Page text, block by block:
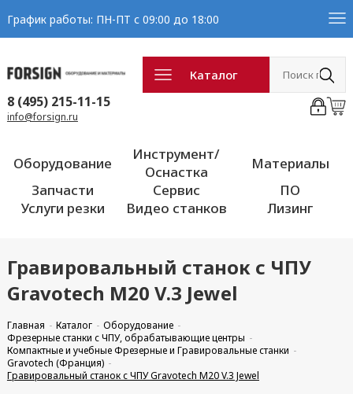
График работы: ПН-ПТ с 09:00 до 18:00
Каталог
8 (495) 215-11-15
info@forsign.ru
Оборудование
Инструмент/
Оснастка
Материалы
Запчасти
Сервис
ПО
Услуги резки
Видео станков Лизинг
Гравировальный станок с ЧПУ
Gravotech M20 V.3 Jewel
Главная Каталог
Оборудование
Фрезерные станки с ЧПУ, обрабатывающие центры
Компактные и учебные Фрезерные и Гравировальные станки
Gravotech (Франция)
Гравировальный станок с ЧПУ Gravotech M20 V.3 Jewel